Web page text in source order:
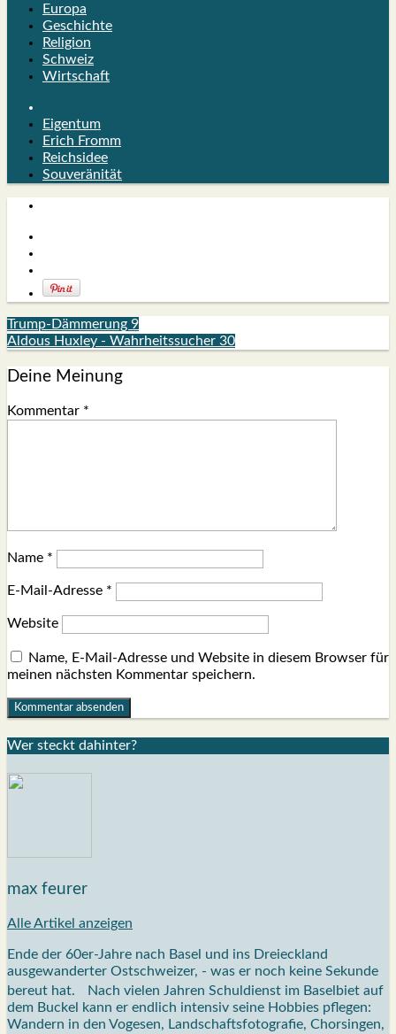
Europa
Geschichte
Religion
Schweiz
Wirtschaft
Eigentum
Erich Fromm
Reichsidee
Souveränität
Trump-Dämmerung 9
Aldous Huxley - Wahrheitssucher 30
Deine Meinung
Kommentar *
Name *
E-Mail-Adresse *
Website
Name, E-Mail-Adresse und Website in diesem Browser für
meinen nächsten Kommentar speichern.
Wer steckt dahin­ter?
max feurer
Alle Artikel anzeigen
Ende der 60er-Jahre nach Basel und ins Dreieckland
ausgewanderter Ostschweizer, - was er noch keine Sekunde
bereut hat. Nach vielen Jahren Schuldienst im Baselbiet auf
dem Buckel kann er endlich intensiv seine Hobbies pflegen:
Wandern in den Vogesen, Landschaftsfotografie, Chorsingen,